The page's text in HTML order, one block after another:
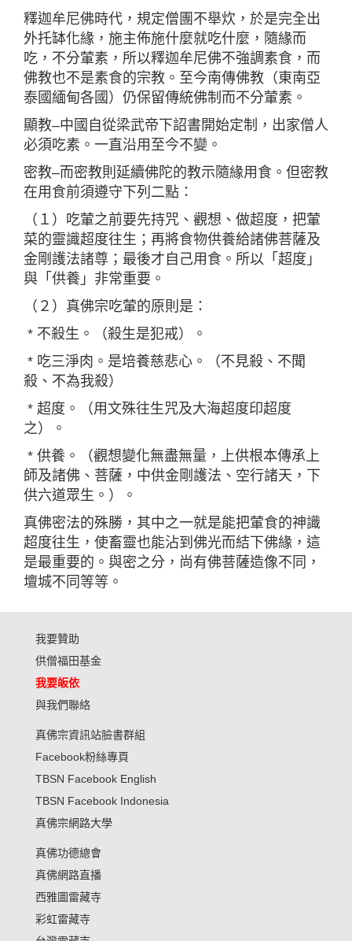
釋迦牟尼佛時代，規定僧團不舉炊，於是完全出
外托缽化緣，施主佈施什麼就吃什麼，隨緣而
吃，不分葷素，所以釋迦牟尼佛不強調素食，而
佛教也不是素食的宗教。至今南傳佛教（東南亞
泰國緬甸各國）仍保留傳統佛制而不分葷素。
顯教–中國自從梁武帝下詔書開始定制，出家僧人
必須吃素。一直沿用至今不變。
密教–而密教則延續佛陀的教示隨緣用食。但密教
在用食前須遵守下列二點：
（１）吃葷之前要先持咒、觀想、做超度，把葷
菜的靈識超度往生；再將食物供養給諸佛菩薩及
金剛護法諸尊；最後才自己用食。所以「超度」
與「供養」非常重要。
（２）真佛宗吃葷的原則是：
* 不殺生。（殺生是犯戒）。
* 吃三淨肉。是培養慈悲心。（不見殺、不聞
殺、不為我殺）
* 超度。（用文殊往生咒及大海超度印超度
之）。
* 供養。（觀想變化無盡無量，上供根本傳承上
師及諸佛、 菩薩，中供金剛護法、空行諸天，下
供六道眾生。）。
真佛密法的殊勝，其中之一就是能把葷食的神識
超度往生， 使畜靈也能沾到佛光而結下佛緣，這
是最重要的。 與密之分，尚有佛菩薩造像不同，
壇城不同等等。
我要贊助
供僧福田基金
我要皈依
與我們聯絡
真佛宗資訊站臉書群組
Facebook粉絲專頁
TBSN Facebook English
TBSN Facebook Indonesia
真佛宗網路大學
真佛功德總會
真佛網路直播
西雅圖雷藏寺
彩虹雷藏寺